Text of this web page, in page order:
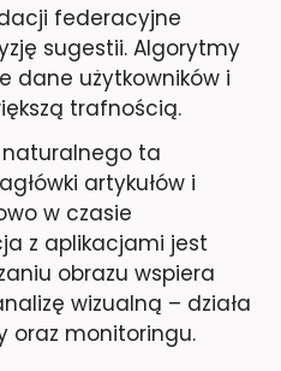
federacyjne
sugestii. Algorytmy
dane użytkowników i
trafnością.
naturalnego ta
artykułów i
w czasie
z aplikacjami jest
obrazu wspiera
wizualną – działa
oraz monitoringu.